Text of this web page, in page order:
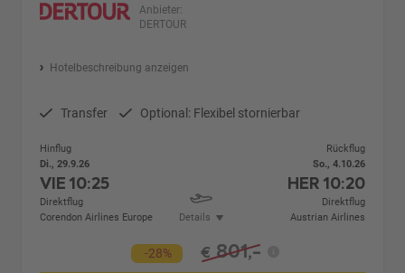
Anbieter:
DERTOUR
Hotelbeschreibung anzeigen
Transfer Optional: Flexibel stornierbar
Hinflug
Di., 29.9.26
VIE10:25
Direktflug
Corendon Airlines Europe
Details
Rückflug
So., 4.10.26
HER 10:20
Direktflug
Austrian Airlines
-28% € 801,-